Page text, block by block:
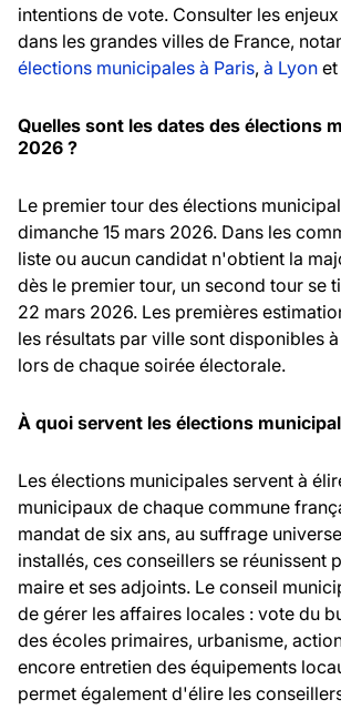
intentions de vote. Consulter les
dans les grandes villes de France,
élections municipales à Paris, à Lyon et
Quelles sont les dates des élections
2026 ?
Le premier tour des élections
dimanche 15 mars 2026. Dans les
liste ou aucun candidat n'obtient la
dès le premier tour, un second tour se
22 mars 2026. Les premières
les résultats par ville sont disponibles
lors de chaque soirée électorale.
À quoi servent les élections
Les élections municipales servent à
municipaux de chaque commune
mandat de six ans, au suffrage
installés, ces conseillers se réunissent
maire et ses adjoints. Le conseil
de gérer les affaires locales : vote du
des écoles primaires, urbanisme,
encore entretien des équipements
permet également d'élire les